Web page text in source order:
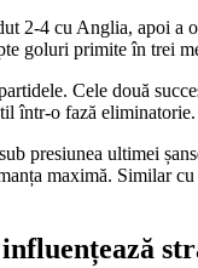
2-4 cu Anglia, apoi a
goluri primite în trei
Cele două
într-o fază eliminatorie.
presiunea ultimei
maximă. Similar